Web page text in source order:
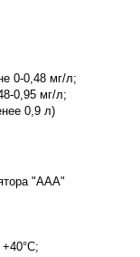
0-0,48 мг/л;
0,95 мг/л;
0,9 л)
"ААА"